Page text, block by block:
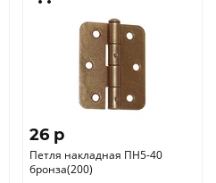
26 p
Петля накладная ПН5-40
бронза(200)